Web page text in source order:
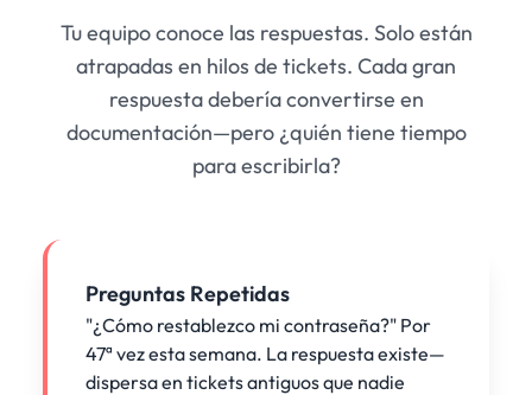
Tu equipo conoce las respuestas. Solo están
atrapadas en hilos de tickets. Cada gran
respuesta debería convertirse en
documentación—pero ¿quién tiene tiempo
para escribirla?
Preguntas Repetidas
"¿Cómo restablezco mi contraseña?" Por
47ª vez esta semana. La respuesta existe—
dispersa en tickets antiguos que nadie